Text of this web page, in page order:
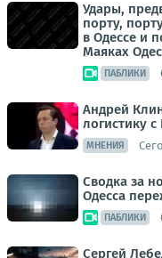
Удары,
порту,
в Одессе и
Маяках
ПАБЛИКИ
Андрей
логистику
МНЕНИЯ
Сводка за
Одесса
ПАБЛИКИ
Сергей